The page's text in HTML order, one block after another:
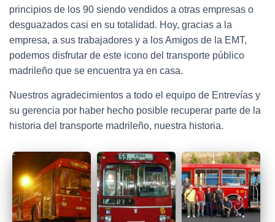
principios de los 90 siendo vendidos a otras empresas o
desguazados casi en su totalidad. Hoy, gracias a la
empresa, a sus trabajadores y a los Amigos de la EMT,
podemos disfrutar de este icono del transporte público
madrileño que se encuentra ya en casa.
Nuestros agradecimientos a todo el equipo de Entrevías y
su gerencia por haber hecho posible recuperar parte de la
historia del transporte madrileño, nuestra historia.